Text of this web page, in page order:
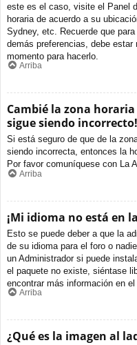
este es el caso, visite el Panel
horaria de acuerdo a su
Sydney, etc. Recuerde que
demás preferencias, debe
momento para hacerlo.
Arriba
Cambié la zona
sigue siendo incorrecto!
Si está seguro de que de la
siendo incorrecta, entonces la
Por favor comuníquese con La
Arriba
¡Mi idioma no está en
Esto se puede deber a que la
de su idioma para el foro o
un Administrador si puede
el paquete no existe, siéntase
encontrar más información en
Arriba
¿Qué es la imagen al